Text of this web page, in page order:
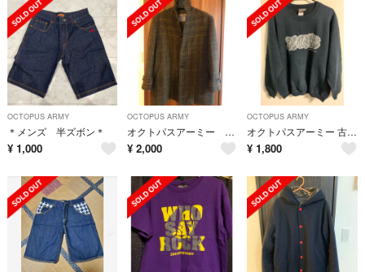
OCTOPUS ARMY
＊メンズ 半ズボン＊
¥ 1,000
OCTOPUS ARMY
オクトパスアーミー ハリスツイードコート 売り切り！4日まで
¥ 2,000
OCTOPUS ARMY
オクトパスアーミー 古着 アメカジ トレーナー
¥ 1,800